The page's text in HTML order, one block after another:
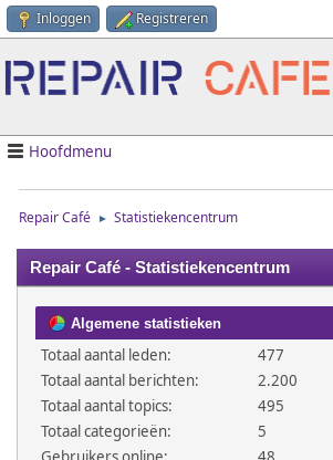
Inloggen Registreren
Hoofdmenu
Repair Café ► Statistiekencentrum
Repair Café - Statistiekencentrum
Algemene statistieken
Totaal aantal leden:
477
Totaal aantal berichten:
2.200
Totaal aantal topics:
495
Totaal categorieën:
5